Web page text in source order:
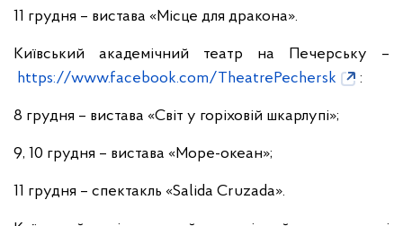
11 грудня – вистава «Місце для дракона».
Київський академічний театр на Печерську –
https://www.facebook.com/TheatrePechersk
:
8 грудня – вистава «Світ у горіховій шкарлупі»;
9, 10 грудня – вистава «Море-океан»;
11 грудня – спектакль «Salida Cruzada».